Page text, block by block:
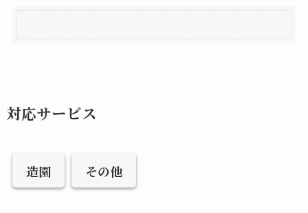
対応サービス
造園 その他